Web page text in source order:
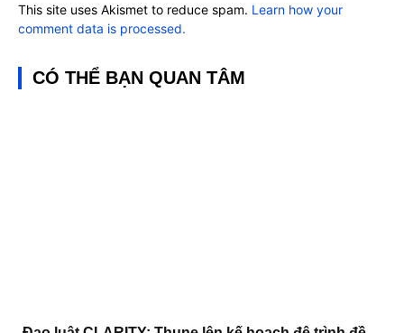
This site uses Akismet to reduce spam. Learn how your
comment data is processed.
CÓ THỂ BẠN QUAN TÂM